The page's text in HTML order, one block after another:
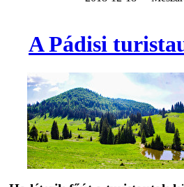
A Pádisi